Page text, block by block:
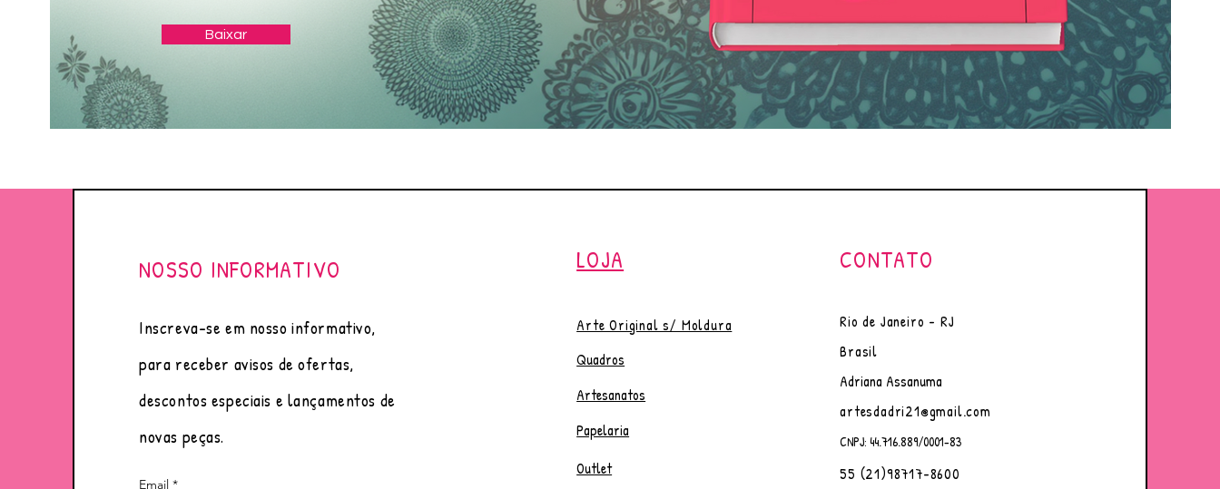
Baixar
NOSSO INFORMATIVO
Inscreva-se em nosso informativo,
para receber avisos de ofertas,
descontos especiais e lançamentos de
novas peças.
Email
LOJA
Arte Original s/ Moldura
Quadros
Artesanatos
Papelaria
Outlet
CONTATO
Rio de Janeiro - RJ
Brasil
Adriana Assanuma
artesdadri21@gmail.com
CNPJ: 44.716.889/0001-83
55 (21)98717-8600